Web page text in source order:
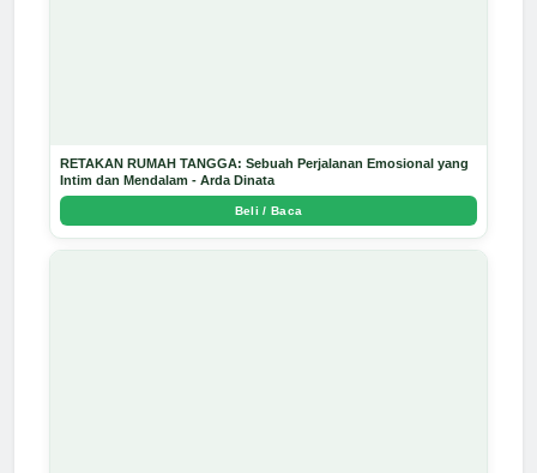
RETAKAN RUMAH TANGGA: Sebuah Perjalanan Emosional yang
Intim dan Mendalam - Arda Dinata
Beli / Baca